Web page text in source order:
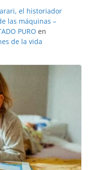
el historiador
las máquinas –
PURO en
de la vida